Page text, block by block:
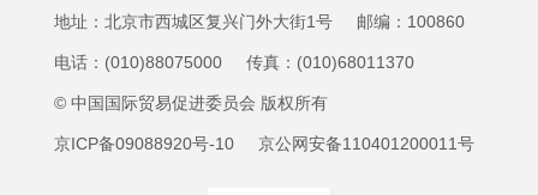
地址：北京市西城区复兴门外大街1号 邮编：100860
电话：(010)88075000 传真：(010)68011370
© 中国国际贸易促进委员会 版权所有
京ICP备09088920号-10 京公网安备110401200011号